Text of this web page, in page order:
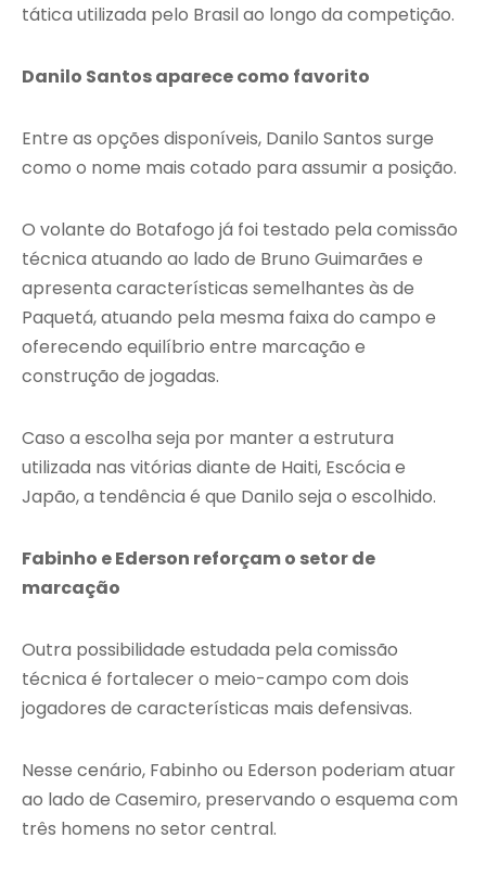
tática utilizada pelo Brasil ao longo da competição.
Danilo Santos aparece como favorito
Entre as opções disponíveis, Danilo Santos surge
como o nome mais cotado para assumir a posição.
O volante do Botafogo já foi testado pela comissão
técnica atuando ao lado de Bruno Guimarães e
apresenta características semelhantes às de
Paquetá, atuando pela mesma faixa do campo e
oferecendo equilíbrio entre marcação e
construção de jogadas.
Caso a escolha seja por manter a estrutura
utilizada nas vitórias diante de Haiti, Escócia e
Japão, a tendência é que Danilo seja o escolhido.
Fabinho e Ederson reforçam o setor de
marcação
Outra possibilidade estudada pela comissão
técnica é fortalecer o meio-campo com dois
jogadores de características mais defensivas.
Nesse cenário, Fabinho ou Ederson poderiam atuar
ao lado de Casemiro, preservando o esquema com
três homens no setor central.